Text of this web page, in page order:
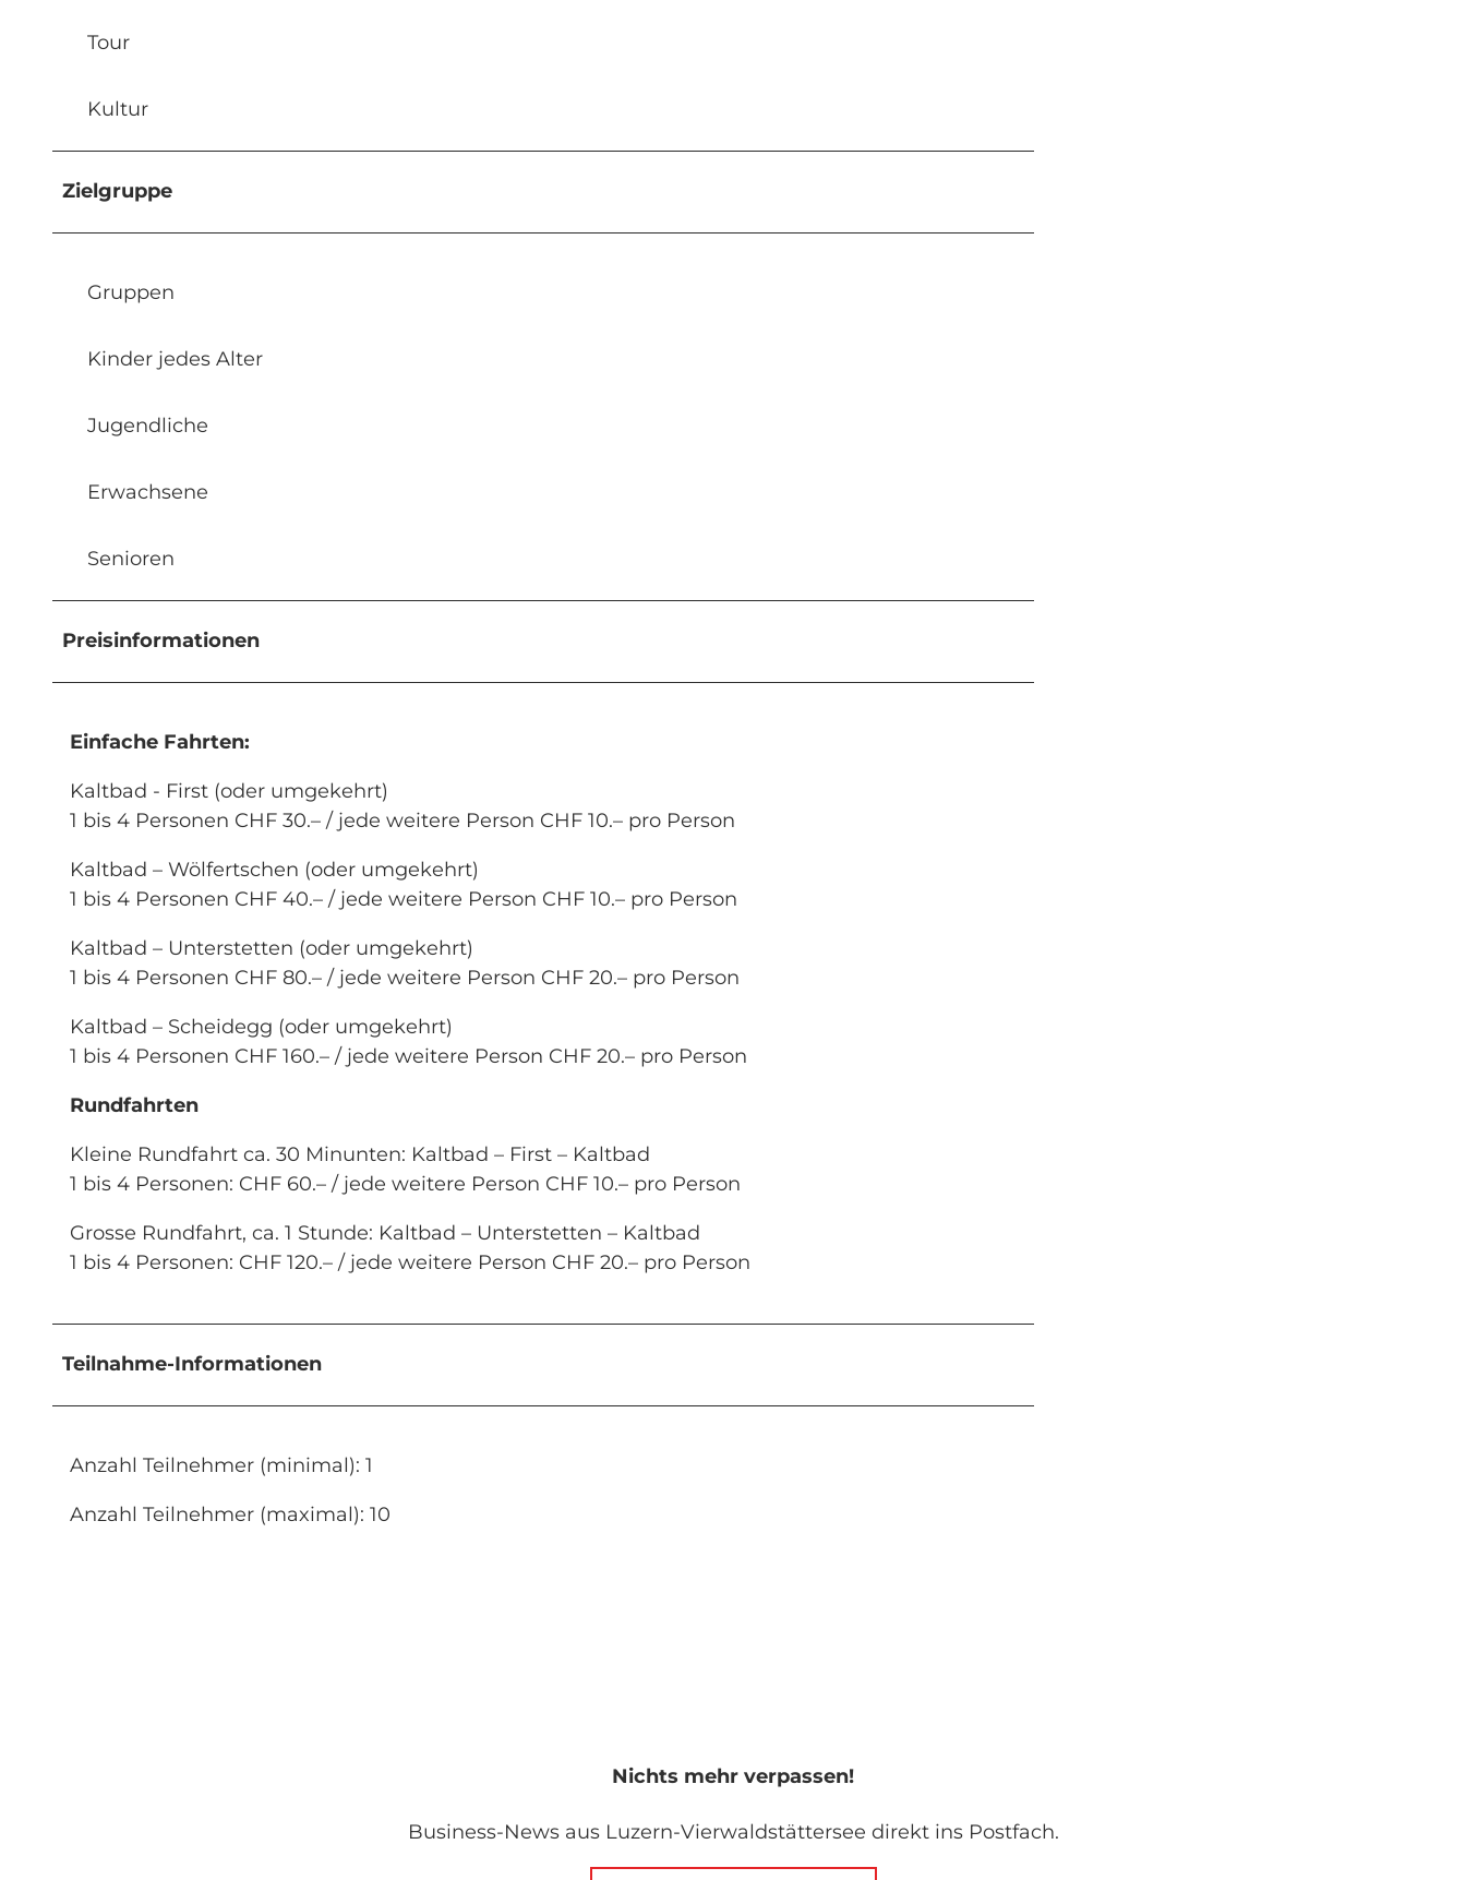
Tour
Kultur
Zielgruppe
Gruppen
Kinder jedes Alter
Jugendliche
Erwachsene
Senioren
Preisinformationen
Einfache Fahrten:
Kaltbad - First (oder umgekehrt)
1 bis 4 Personen CHF 30.– / jede weitere Person CHF 10.– pro Person
Kaltbad – Wölfertschen (oder umgekehrt)
1 bis 4 Personen CHF 40.– / jede weitere Person CHF 10.– pro Person
Kaltbad – Unterstetten (oder umgekehrt)
1 bis 4 Personen CHF 80.– / jede weitere Person CHF 20.– pro Person
Kaltbad – Scheidegg (oder umgekehrt)
1 bis 4 Personen CHF 160.– / jede weitere Person CHF 20.– pro Person
Rundfahrten
Kleine Rundfahrt ca. 30 Minunten: Kaltbad – First – Kaltbad
1 bis 4 Personen: CHF 60.– / jede weitere Person CHF 10.– pro Person
Grosse Rundfahrt, ca. 1 Stunde: Kaltbad – Unterstetten – Kaltbad
1 bis 4 Personen: CHF 120.– / jede weitere Person CHF 20.– pro Person
Teilnahme-Informationen
Anzahl Teilnehmer (minimal): 1
Anzahl Teilnehmer (maximal): 10
Nichts mehr verpassen!
Business-News aus Luzern-Vierwaldstättersee direkt ins Postfach.